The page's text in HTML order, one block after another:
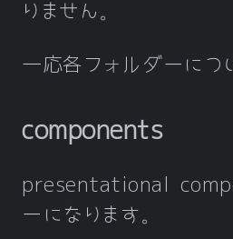
りません。
一応各フォルダーにつ
components
presentational
ーになります。